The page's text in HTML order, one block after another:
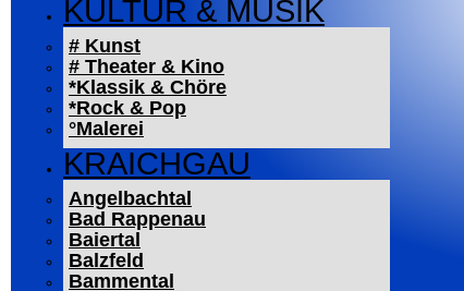
KULTUR & MUSIK
# Kunst
# Theater & Kino
*Klassik & Chöre
*Rock & Pop
°Malerei
KRAICHGAU
Angelbachtal
Bad Rappenau
Baiertal
Balzfeld
Bammental